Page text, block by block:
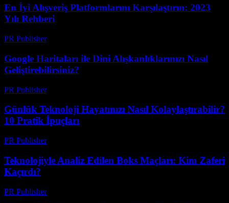
En İyi Alışveriş Platformlarını Karşılaştırın: 2023
Yılı Rehberi
PR Publisher-
Google Haritaları ile Dini Alışkanlıklarınızı Nasıl
Geliştirebilirsiniz?
PR Publisher-
Günlük Teknoloji Hayatınızı Nasıl Kolaylaştırabilir?
10 Pratik İpuçları
PR Publisher-
Teknolojiyle Analiz Edilen Boks Maçları: Kim Zaferi
Kaçırdı?
PR Publisher-